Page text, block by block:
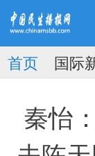
播
首页 国际
秦怡